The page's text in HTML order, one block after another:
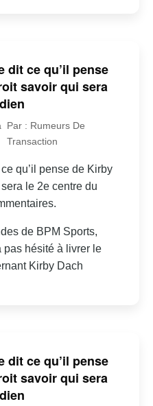
dit ce qu’il pense
savoir qui sera
Par : Rumeurs De
Transaction
qu’il pense de Kirby
le 2e centre du
de BPM Sports,
hésité à livrer le
Kirby Dach
dit ce qu’il pense
savoir qui sera